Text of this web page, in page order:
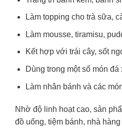
Làm topping cho trà sữa,
Làm mousse, tiramisu,
Kết hợp với trái cây, sốt
Dùng trong một số món
Làm nhân bánh và các
Nhờ độ linh hoạt cao, sản
đồ uống, tiệm bánh, nhà